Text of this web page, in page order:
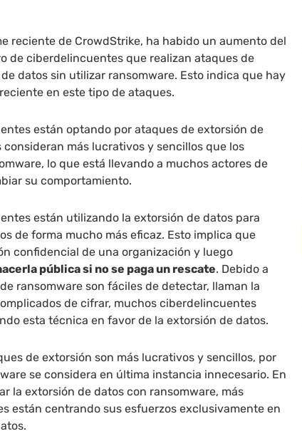
reciente de CrowdStrike, ha habido un aumento del
de ciberdelincuentes que realizan ataques de
datos sin utilizar ransomware. Esto indica que hay
en este tipo de ataques.
están optando por ataques de extorsión de
consideran más lucrativos y sencillos que los
lo que está llevando a muchos actores de
su comportamiento.
están utilizando la extorsión de datos para
de forma mucho más eficaz. Esto implica que
confidencial de una organización y luego
pública si no se paga un rescate. Debido a
ransomware son fáciles de detectar, llaman la
de cifrar, muchos ciberdelincuentes
esta técnica en favor de la extorsión de datos.
de extorsión son más lucrativos y sencillos, por
se considera en última instancia innecesario. En
la extorsión de datos con ransomware, más
están centrando sus esfuerzos exclusivamente en